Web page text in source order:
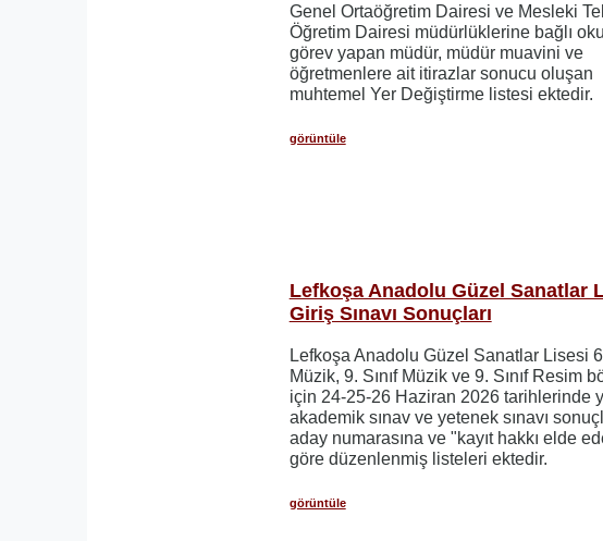
Genel Ortaöğretim Dairesi ve Mesleki
Öğretim Dairesi müdürlüklerine bağlı
görev yapan müdür, müdür muavini ve
öğretmenlere ait itirazlar sonucu oluşan
muhtemel Yer Değiştirme listesi ektedir.
görüntüle
Lefkoşa Anadolu Güzel Sanatlar
Giriş Sınavı Sonuçları
Lefkoşa Anadolu Güzel Sanatlar Lisesi 6.
Müzik, 9. Sınıf Müzik ve 9. Sınıf Resim
için 24-25-26 Haziran 2026 tarihlerinde
akademik sınav ve yetenek sınavı
aday numarasına ve "kayıt hakkı elde
göre düzenlenmiş listeleri ektedir.
görüntüle